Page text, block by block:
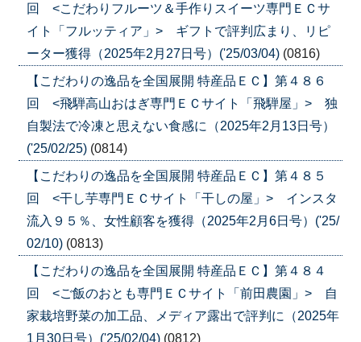
回 <こだわりフルーツ＆手作りスイーツ専門ＥＣサ
イト「フルッティア」> ギフトで評判広まり、リピ
ーター獲得（2025年2月27日号）('25/03/04) (0816)
【こだわりの逸品を全国展開 特産品ＥＣ】第４８６
回 <飛騨高山おはぎ専門ＥＣサイト「飛騨屋」> 独
自製法で冷凍と思えない食感に（2025年2月13日号）
('25/02/25) (0814)
【こだわりの逸品を全国展開 特産品ＥＣ】第４８５
回 <干し芋専門ＥＣサイト「干しの屋」> インスタ
流入９５％、女性顧客を獲得（2025年2月6日号）('25/
02/10) (0813)
【こだわりの逸品を全国展開 特産品ＥＣ】第４８４
回 <ご飯のおとも専門ＥＣサイト「前田農園」> 自
家栽培野菜の加工品、メディア露出で評判に（2025年
1月30日号）('25/02/04) (0812)